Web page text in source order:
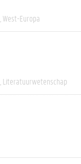
West-Europa
Literatuurwetenschap